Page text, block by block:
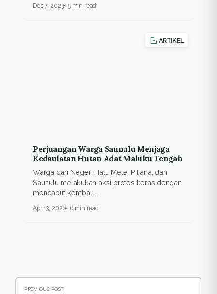
Des 7, 2023 5 min read
ARTIKEL
Perjuangan Warga Saunulu Menjaga
Kedaulatan Hutan Adat Maluku Tengah
Warga dari Negeri Hatu Mete, Piliana, dan
Saunulu melakukan aksi protes keras dengan
mencabut kembali...
Apr 13, 2026 6 min read
PREVIOUS POST